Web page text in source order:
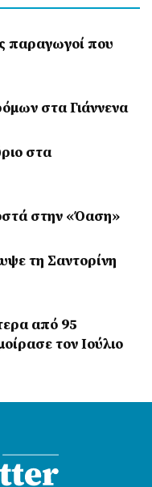
παραγωγοί που
στα Γιάννενα
στα
στην «Όαση»
τη Σαντορίνη
από 95
τον Ιούλιο